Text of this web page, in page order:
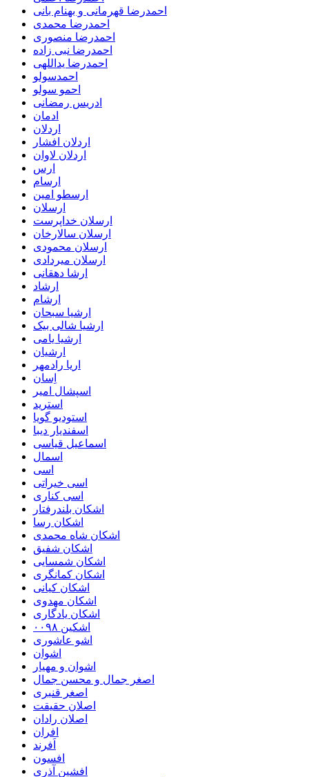
احمدرضا قهرمانی و بهنام بانی
احمدرضا محمدی
احمدرضا منصوری
احمدرضا نبی زاده
احمدرضا یداللهی
احمدسولو
احمو سولو
ادریس رمضانی
ادمان
اردلان
اردلان افشار
اردلان لاوان
ارس
ارسام
ارسطو امین
ارسلان
ارسلان خداپرست
ارسلان سالارخان
ارسلان محمودی
ارسلان میردادی
ارشا دهقانی
ارشاد
ارشام
ارشیا سبحان
ارشیا شالی بیک
ارشیا یامی
ارشیان
اریا رادمهر
اِسان
اسپشال امیر
استرید
استودیو گویا
اسفندیار دیبا
اسماعیل قیاسی
اسمال
اسی
اسی خیراتی
اسی کناری
اشکان بلندرفتار
اشکان رسا
اشکان شاه محمدی
اشکان شفیق
اشکان شمسایی
اشکان‌ کمانگری
اشکان کیانی
اشکان مهدوی
اشکان یادگاری
اشکین ۰۰۹۸
اشو عاشوری
اشوان
اشوان و مهیار
اصغر جمال و محسن جمال
اصغر قنبری
اصلان حقیقت
اصلان رادان
افران
اَفرند
افسون
افشین آذری